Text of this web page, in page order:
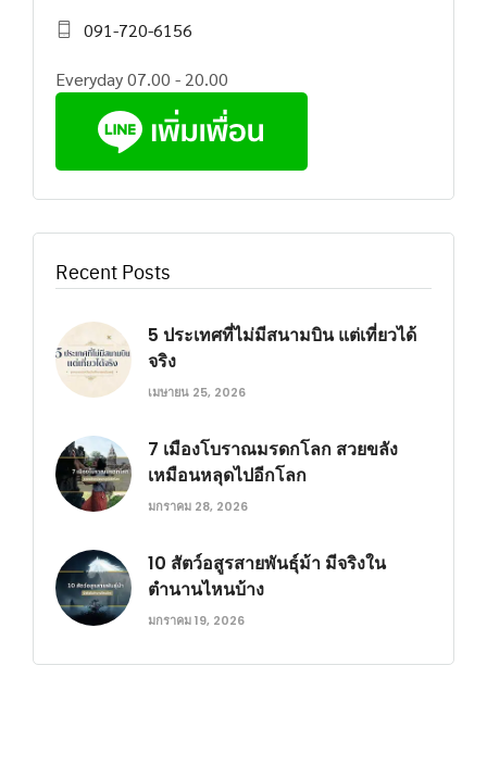
091-720-6156
Everyday 07.00 - 20.00
Recent Posts
5 ประเทศที่ไม่มีสนามบิน แต่เที่ยวได้
จริง
เมษายน 25, 2026
7 เมืองโบราณมรดกโลก สวยขลัง
เหมือนหลุดไปอีกโลก
มกราคม 28, 2026
10 สัตว์อสูรสายพันธุ์ม้า มีจริงใน
ตำนานไหนบ้าง
มกราคม 19, 2026